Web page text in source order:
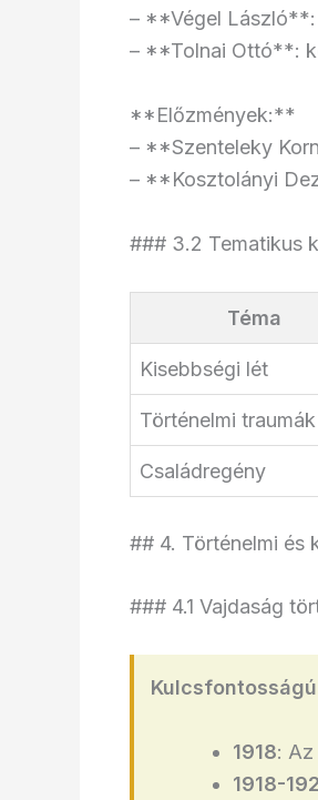
– **Végel László**:
– **Tolnai Ottó**:
**Előzmények:**
– **Szenteleky
– **Kosztolányi
### 3.2 Tematikus
Téma
Kisebbségi lét
Történelmi traumák
Családregény
## 4. Történelmi és
### 4.1 Vajdaság
1918:
1918-